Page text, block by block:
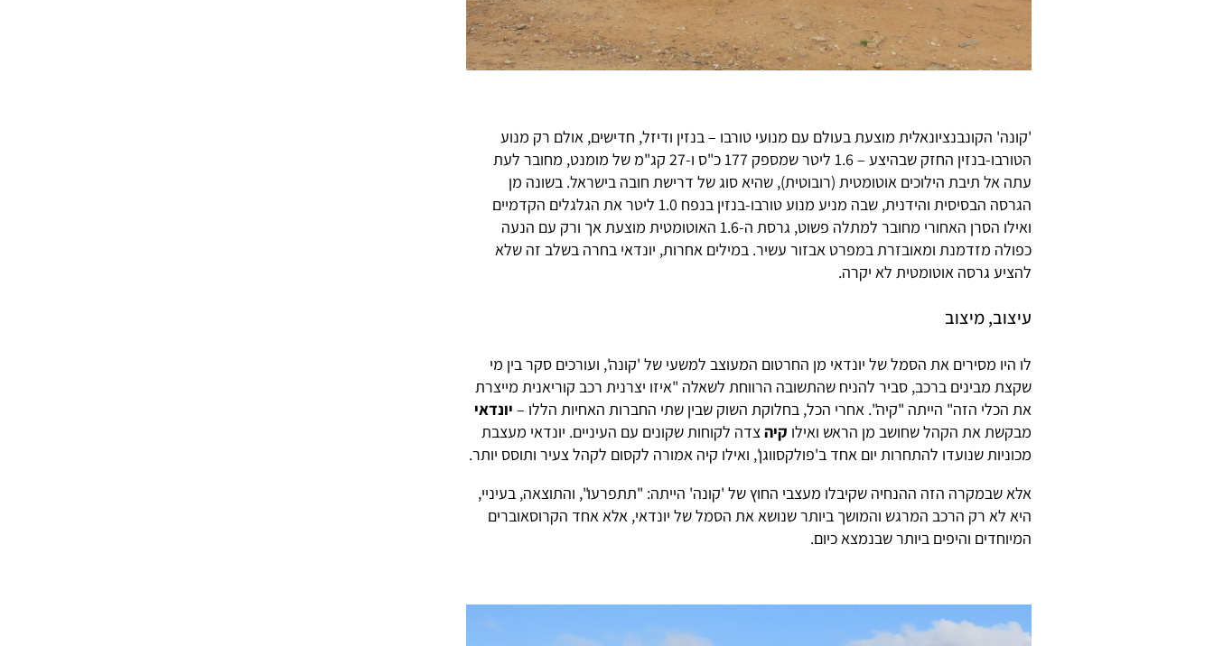
'קונה' הקונבנציונאלית מוצעת בעולם עם מנועי טורבו – בנזין ודיזל, חדישים, אולם רק מנוע
הטורבו-בנזין החזק שבהיצע – 1.6 ליטר שמספק 177 כ"ס ו-27 קג"מ של מומנט, מחובר לעת
עתה אל תיבת הילוכים אוטומטית (רובוטית), שהיא סוג של דרישת חובה בישראל. בשונה מן
הגרסה הבסיסית והידנית, שבה מניע מנוע טורבו-בנזין בנפח 1.0 ליטר את הגלגלים הקדמיים
ואילו הסרן האחורי מחובר למתלה פשוט, גרסת ה-1.6 האוטומטית מוצעת אך ורק עם הנעה
כפולה מזדמנת ומאובזרת במפרט אבזור עשיר. במילים אחרות, יונדאי בחרה בשלב זה שלא
להציע גרסה אוטומטית לא יקרה.
עיצוב, מיצוב
לו היו מסירים את הסמל של יונדאי מן החרטום המעוצב למשעי של 'קונה', ועורכים סקר בין מי
שקצת מבינים ברכב, סביר להניח שהתשובה הרווחת לשאלה "איזו יצרנית רכב קוריאנית מייצרת
את הכלי הזה" הייתה "קיה". אחרי הכל, בחלוקת השוק שבין שתי החברות האחיות הללו – יונדאי
מבקשת את הקהל שחושב מן הראש ואילו קיהצדה לקוחות שקונים עם העיניים. יונדאי מעצבת
מכוניות שנועדו להתחרות יום אחד ב'פולקסווגן', ואילו קיה אמורה לקסום לקהל צעיר ותוסס יותר.
אלא שבמקרה הזה ההנחיה שקיבלו מעצבי החוץ של 'קונה' הייתה: "תתפרעו", והתוצאה, בעיניי,
היא לא רק הרכב המרגש והמושך ביותר שנושא את הסמל של יונדאי, אלא אחד הקרוסאוברים
המיוחדים והיפים ביותר שבנמצא כיום.